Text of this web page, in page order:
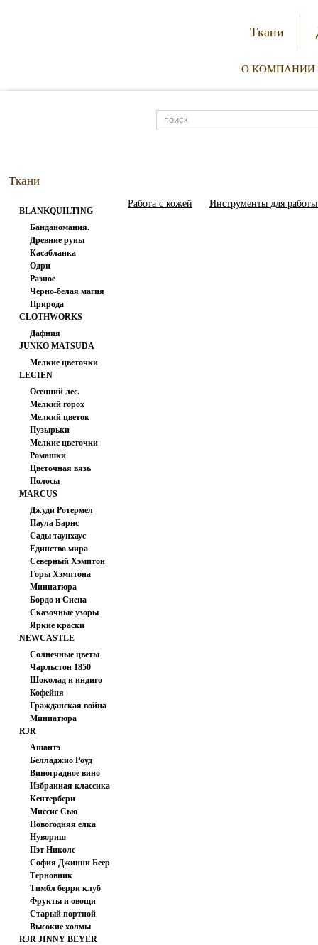
Ткани
О КОМПАНИИ
Ткани
BLANKQUILTING
Банданомания.
Древние руны
Касабланка
Одри
Разное
Черно-белая магия
Природа
CLOTHWORKS
Дафния
JUNKO MATSUDA
Мелкие цветочки
LECIEN
Осенний лес.
Мелкий горох
Мелкий цветок
Пузырьки
Мелкие цветочки
Ромашки
Цветочная вязь
Полосы
MARCUS
Джуди Ротермел
Паула Барнс
Сады таунхаус
Единство мира
Северный Хэмптон
Горы Хэмптона
Миниатюра
Бордо и Сиена
Сказочные узоры
Яркие краски
NEWCASTLE
FABRICS
Солнечные цветы
Чарльстон 1850
Шоколад и индиго
Кофейня
Гражданская война
Миниатюра
RJR
Ашантэ
Белладжио Роуд
Виноградное вино
Избранная классика
Кентербери
Хасегаева
Миссис Сью
Новогодняя елка
Нувориш
Пэт Николс
София Джинни Беер
Терновник
Тимбл берри клуб
Фрукты и овощи
Старый портной
Высокие холмы
RJR JINNY BEYER
Работа с кожей Инструменты для